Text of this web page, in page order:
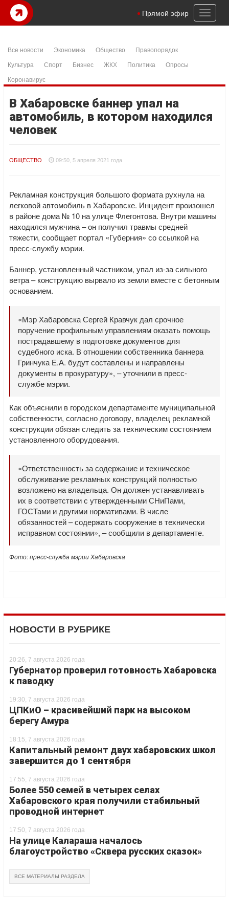
Toggle
Прямой эфир
Все новости Экономика Общество
Правопорядок
Культура
Спорт Бизнес ЖКХ Политика
Опросы
Коронавирус
В Хабаровске баннер упал на
автомобиль, в котором находился
человек
ОБЩЕСТВО 09:50, 5 апреля 2021 года
Рекламная конструкция большого формата рухнула на
легковой автомобиль в Хабаровске. Инцидент произошел
в районе дома № 10 на улице Флегонтова. Внутри машины
находился мужчина – он получил травмы средней
тяжести, сообщает портал «Губерния» со ссылкой на
пресс-службу мэрии.
Баннер, установленный частником, упал из-за сильного
ветра – конструкцию вырвало из земли вместе с бетонным
основанием.
«Мэр Хабаровска Сергей Кравчук дал срочное
поручение профильным управлениям оказать помощь
пострадавшему в подготовке документов для
судебного иска. В отношении собственника баннера
Гринчука Е.А. будут составлены и направлены
документы в прокуратуру», – уточнили в пресс-
службе мэрии.
Как объяснили в городском департаменте муниципальной
собственности, согласно договору, владелец рекламной
конструкции обязан следить за техническим состоянием
установленного оборудования.
«Ответственность за содержание и техническое
обслуживание рекламных конструкций полностью
возложено на владельца. Он должен устанавливать
их в соответствии с утвержденными СНиПами,
ГОСТами и другими нормативами. В числе
обязанностей – содержать сооружение в технически
исправном состоянии», – сообщили в департаменте.
Фото: пресс-служба мэрии Хабаровска
НОВОСТИ В РУБРИКЕ
20:26, 7 августа 2026 года
Губернатор проверил готовность Хабаровска
к паводку
19:30, 7 августа 2026 года
ЦПКиО – красивейший парк на высоком
берегу Амура
18:15, 7 августа 2026 года
Капитальный ремонт двух хабаровских школ
завершится до 1 сентября
17:55, 7 августа 2026 года
Более 550 семей в четырех селах
Хабаровского края получили стабильный
проводной интернет
17:50, 7 августа 2026 года
На улице Калараша началось
благоустройство «Сквера русских сказок»
ВСЕ МАТЕРИАЛЫ РАЗДЕЛА